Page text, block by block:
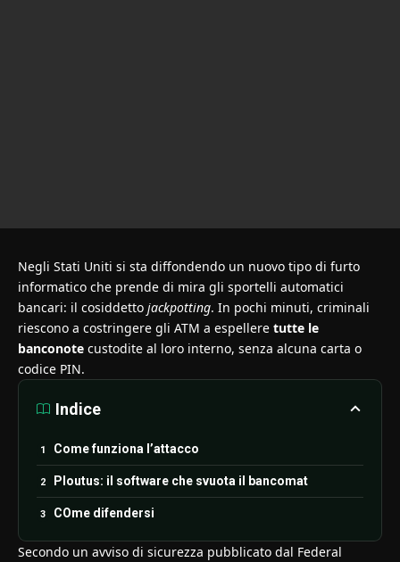
Negli Stati Uniti si sta diffondendo un nuovo tipo di furto
informatico che prende di mira gli sportelli automatici
bancari: il cosiddetto jackpotting. In pochi minuti, criminali
riescono a costringere gli ATM a espellere tutte le
banconote custodite al loro interno, senza alcuna carta o
codice PIN.
Indice
Come funziona l’attacco
Ploutus: il software che svuota il bancomat
COme difendersi
Secondo un avviso di sicurezza pubblicato dal Federal